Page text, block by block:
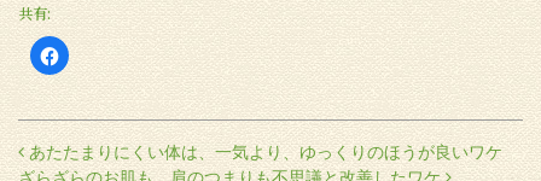
共有:
Facebook
で
有
す
る
に
は
ク
投稿ナビゲーション
あたたまりにくい体は、一気より、ゆっくりのほうが良いワケ
ざらざらのお肌も、肩のつまりも不思議と改善したワケ